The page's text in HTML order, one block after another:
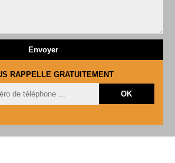
RAPPELLE GRATUITEMENT